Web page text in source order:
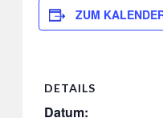
ZUM
DETAILS
Datum: